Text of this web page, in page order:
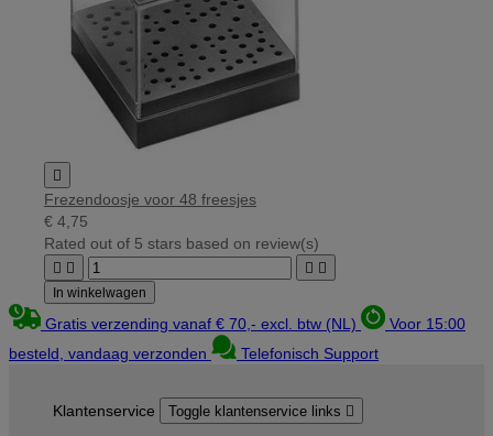

Frezendoosje voor 48 freesjes
€ 4,75
Rated out of 5 stars based on review(s)
   
In winkelwagen
Gratis verzending vanaf € 70,- excl. btw (NL)
Voor 15:00
besteld, vandaag verzonden
Telefonisch Support
Klantenservice Toggle klantenservice links 